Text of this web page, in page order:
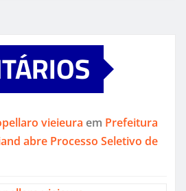
vieieura em Prefeitura
abre Processo Seletivo de